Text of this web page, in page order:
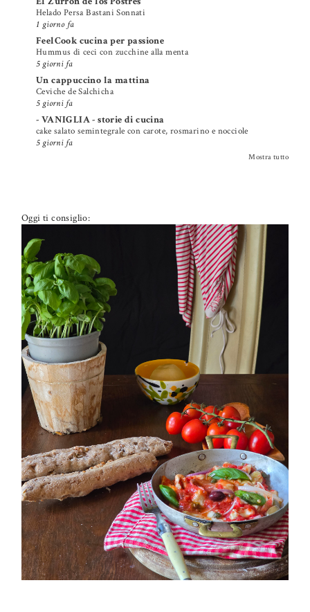
Helado Persa Bastani Sonnati
1 giorno fa
FeelCook cucina per passione
Hummus di ceci con zucchine alla menta
5 giorni fa
Un cappuccino la mattina
Ceviche de Salchicha
5 giorni fa
- VANIGLIA - storie di cucina
cake salato semintegrale con carote, rosmarino e nocciole
5 giorni fa
Mostra tutto
Oggi ti consiglio:
PETTI DI POLLO ALLA PIZZAIOLA